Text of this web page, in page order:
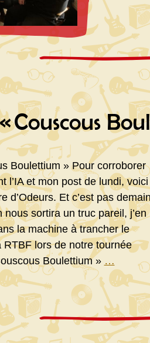
Couscous
Boulettium » Pour corroborer
l’IA et mon post de lundi, voici
d’Odeurs. Et c’est pas
nous sortira un truc pareil, j’en
la machine à trancher le
lors de notre tournée
Boulettium » … Odeurs
–
«